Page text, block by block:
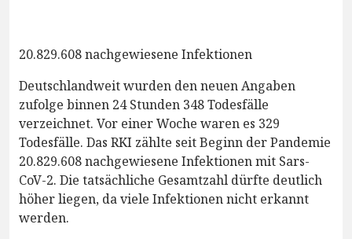
20.829.608 nachgewiesene Infektionen
Deutschlandweit wurden den neuen Angaben
zufolge binnen 24 Stunden 348 Todesfälle
verzeichnet. Vor einer Woche waren es 329
Todesfälle. Das RKI zählte seit Beginn der Pandemie
20.829.608 nachgewiesene Infektionen mit Sars-
CoV-2. Die tatsächliche Gesamtzahl dürfte deutlich
höher liegen, da viele Infektionen nicht erkannt
werden.